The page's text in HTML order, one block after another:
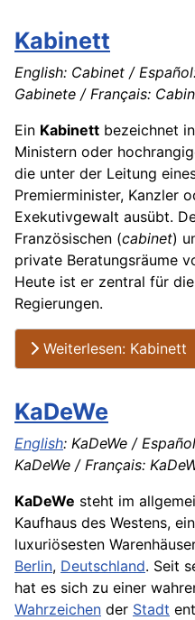
Kabinett
English: Cabinet /
Gabinete / Français:
Ein Kabinett bezeichnet
Ministern oder
die unter der Leitung
Premierminister, Kanzler
Exekutivgewalt ausübt.
Französischen (cabinet)
private Beratungsräume
Heute ist er zentral für
Regierungen.
Weiterlesen: Kabinett
KaDeWe
English: KaDeWe /
KaDeWe / Français:
KaDeWe steht im
Kaufhaus des Westens,
luxuriösesten
Berlin, Deutschland. Seit
hat es sich zu einer
Wahrzeichen der Stadt